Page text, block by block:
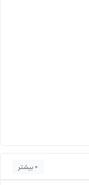
+ بیشتر